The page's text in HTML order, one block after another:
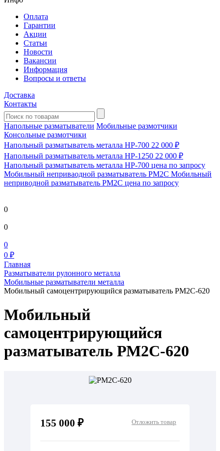
Оплата
Гарантии
Акции
Статьи
Новости
Вакансии
Информация
Вопросы и ответы
Доставка
Контакты
Напольные разматыватели Мобильные размотчики
Консольные размотчики
Напольный разматыватель металла HP-700 22 000 ₽
Напольный разматыватель металла HP-1250 22 000 ₽
Напольный разматыватель металла HP-700 цена по запросу
Мобильный непривaодной разматыватель РМ2С Мобильный
неприводной разматыватель РМ2С цена по запросу
0
0
0
0 ₽
Главная
Разматыватели рулонного металла
Мобильные разматыватели металла
Мобильный самоцентрирующийся разматыватель РМ2С-620
Мобильный
самоцентрирующийся
разматыватель РМ2С-620
155 000 ₽ Отложить товар